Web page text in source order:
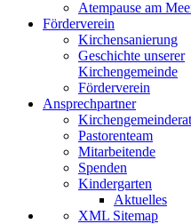
Atempause am
Förderverein
Kirchensanierung
Geschichte unserer
Kirchengemeinde
Förderverein
Ansprechpartner
Kirchengemeinderat
Pastorenteam
Mitarbeitende
Spenden
Kindergarten
Aktuelles
XML Sitemap